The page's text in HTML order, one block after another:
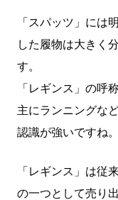
「スパッツ」には
した履物は大きく
す。
「レギンス」の呼
主にランニングな
認識が強いですね。
「レギンス」は従
の一つとして売り